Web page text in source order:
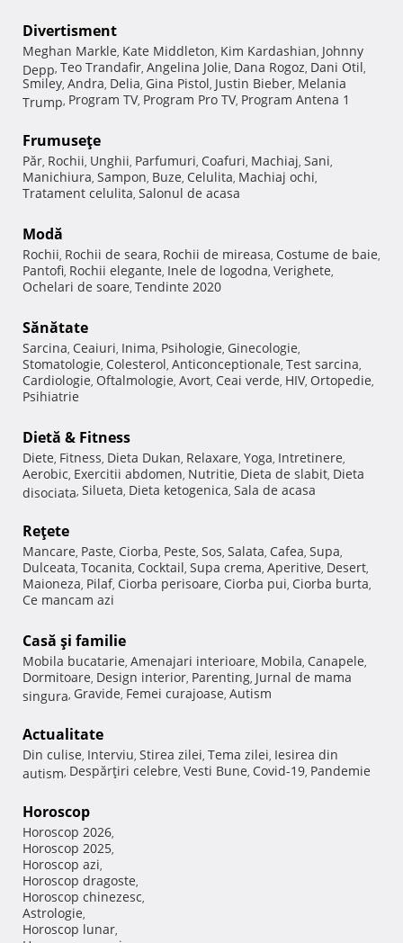
Divertisment
Meghan Markle, Kate Middleton, Kim Kardashian, Johnny
Depp, Teo Trandafir, Angelina Jolie, Dana Rogoz, Dani Otil,
Smiley, Andra, Delia, Gina Pistol, Justin Bieber, Melania
Trump, Program TV, Program Pro TV, Program Antena 1
Frumuseţe
Păr, Rochii, Unghii, Parfumuri, Coafuri, Machiaj, Sani,
Manichiura, Sampon, Buze, Celulita, Machiaj ochi,
Tratament celulita, Salonul de acasa
Modă
Rochii, Rochii de seara, Rochii de mireasa, Costume de baie,
Pantofi, Rochii elegante, Inele de logodna, Verighete,
Ochelari de soare, Tendinte 2020
Sănătate
Sarcina, Ceaiuri, Inima, Psihologie, Ginecologie,
Stomatologie, Colesterol, Anticonceptionale, Test sarcina,
Cardiologie, Oftalmologie, Avort, Ceai verde, HIV, Ortopedie,
Psihiatrie
Dietă & Fitness
Diete, Fitness, Dieta Dukan, Relaxare, Yoga, Intretinere,
Aerobic, Exercitii abdomen, Nutritie, Dieta de slabit, Dieta
disociata, Silueta, Dieta ketogenica, Sala de acasa
Reţete
Mancare, Paste, Ciorba, Peste, Sos, Salata, Cafea, Supa,
Dulceata, Tocanita, Cocktail, Supa crema, Aperitive, Desert,
Maioneza, Pilaf, Ciorba perisoare, Ciorba pui, Ciorba burta,
Ce mancam azi
Casă şi familie
Mobila bucatarie, Amenajari interioare, Mobila, Canapele,
Dormitoare, Design interior, Parenting, Jurnal de mama
singura, Gravide, Femei curajoase, Autism
Actualitate
Din culise, Interviu, Stirea zilei, Tema zilei, Iesirea din
autism, Despărţiri celebre, Vesti Bune, Covid-19, Pandemie
Horoscop
Horoscop 2026,
Horoscop 2025,
Horoscop azi,
Horoscop dragoste,
Horoscop chinezesc,
Astrologie,
Horoscop lunar,